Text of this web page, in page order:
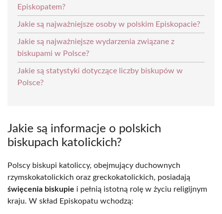
Episkopatem?
Jakie są najważniejsze osoby w polskim Episkopacie?
Jakie są najważniejsze wydarzenia związane z
biskupami w Polsce?
Jakie są statystyki dotyczące liczby biskupów w
Polsce?
Jakie są informacje o polskich
biskupach katolickich?
Polscy biskupi katoliccy, obejmujący duchownych
rzymskokatolickich oraz greckokatolickich, posiadają
święcenia biskupie i pełnią istotną rolę w życiu religijnym
kraju. W skład Episkopatu wchodzą: